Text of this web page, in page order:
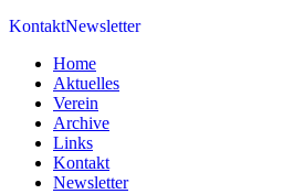
KontaktNewsletter
Home
Aktuelles
Verein
Archive
Links
Kontakt
Newsletter